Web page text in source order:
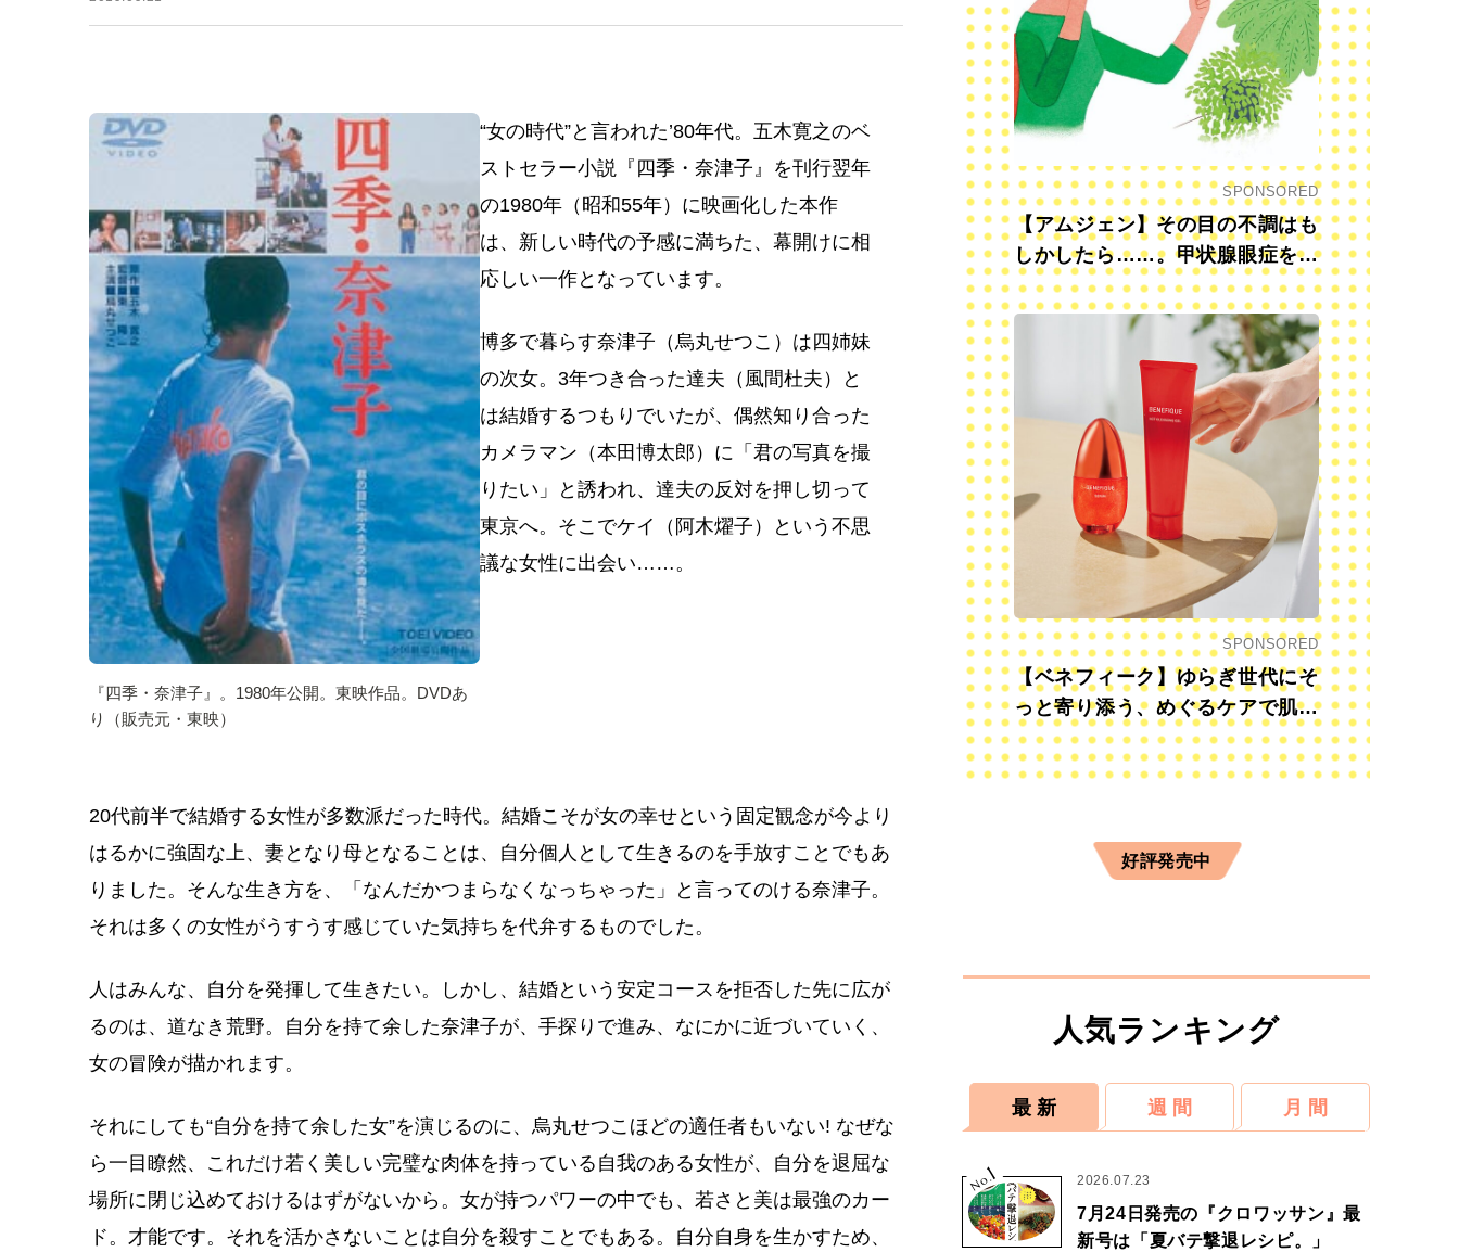
『四季・奈津子』。1980年公開。東映作品。DVDあ
り（販売元・東映）
“女の時代”と言われた’80年代。五木寛之のベ
ストセラー小説『四季・奈津子』を刊行翌年
の1980年（昭和55年）に映画化した本作
は、新しい時代の予感に満ちた、幕開けに相
応しい一作となっています。
博多で暮らす奈津子（烏丸せつこ）は四姉妹
の次女。3年つき合った達夫（風間杜夫）と
は結婚するつもりでいたが、偶然知り合った
カメラマン（本田博太郎）に「君の写真を撮
りたい」と誘われ、達夫の反対を押し切って
東京へ。そこでケイ（阿木燿子）という不思
議な女性に出会い……。
20代前半で結婚する女性が多数派だった時代。結婚こそが女の幸せという固定観念が今より
はるかに強固な上、妻となり母となることは、自分個人として生きるのを手放すことでもあ
りました。そんな生き方を、「なんだかつまらなくなっちゃった」と言ってのける奈津子。
それは多くの女性がうすうす感じていた気持ちを代弁するものでした。
人はみんな、自分を発揮して生きたい。しかし、結婚という安定コースを拒否した先に広が
るのは、道なき荒野。自分を持て余した奈津子が、手探りで進み、なにかに近づいていく、
女の冒険が描かれます。
それにしても“自分を持て余した女”を演じるのに、烏丸せつこほどの適任者もいない! なぜな
ら一目瞭然、これだけ若く美しい完璧な肉体を持っている自我のある女性が、自分を退屈な
場所に閉じ込めておけるはずがないから。女が持つパワーの中でも、若さと美は最強のカー
ド。才能です。それを活かさないことは自分を殺すことでもある。自分自身を生かすため、
SPONSORED
【アムジェン】その目の不調はも
しかしたら……。甲状腺眼症を知
っていますか？
SPONSORED
【ベネフィーク】ゆらぎ世代にそ
っと寄り添う、めぐるケアで肌も
心も前向きに
好評発売中
人気ランキング
最 新 週 間 月 間
No.
1 2026.07.23
7月24日発売の『クロワッサン』最
新号は「夏バテ撃退レシピ。」